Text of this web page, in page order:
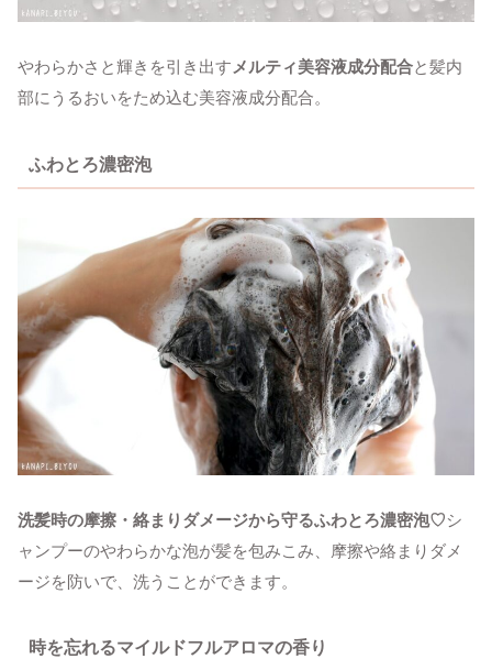
やわらかさと輝きを引き出すメルティ美容液成分配合と髪内
部にうるおいをため込む美容液成分配合。
ふわとろ濃密泡
洗髪時の摩擦・絡まりダメージから守るふわとろ濃密泡♡シ
ャンプーのやわらかな泡が髪を包みこみ、摩擦や絡まりダメ
ージを防いで、洗うことができます。
時を忘れるマイルドフルアロマの香り